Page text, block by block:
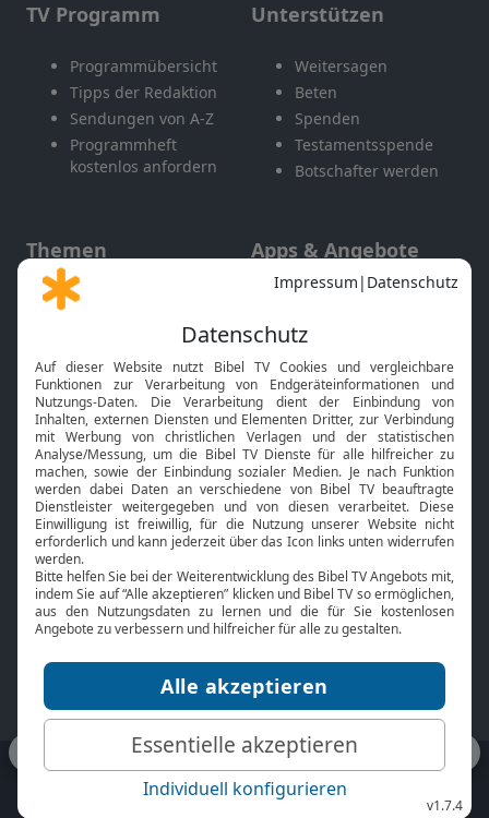
TV Programm
Programmübersicht
Tipps der Redaktion
Sendungen von A-Z
Programmheft
kostenlos anfordern
Unterstützen
Weitersagen
Beten
Spenden
Testamentsspende
Botschafter werden
Themen
Gott und Bibel erklärt
Neuigkeiten
Apps & Angebote
Mobile App
Smart TV
HbbTV
Bibelthek Online-Bibel
Nächster Gottesdienst
Bibel TV
Über uns
Jobs
Mediadaten
Service
Kontakt
TV-Empfang
bibeltv.de: Impressum
Datenschutz
Nutzungsbedingungen
Fakten Bibel TV App